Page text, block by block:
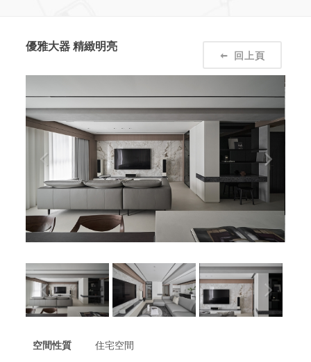
優雅大器 精緻明亮
回上頁
空間性質 住宅空間